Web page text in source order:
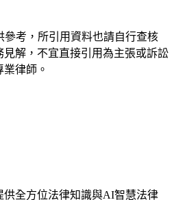
考，所引用資料也請自行查核
解，不宜直接引用為主張或訴訟
律師。
供全方位法律知識與AI智慧法律